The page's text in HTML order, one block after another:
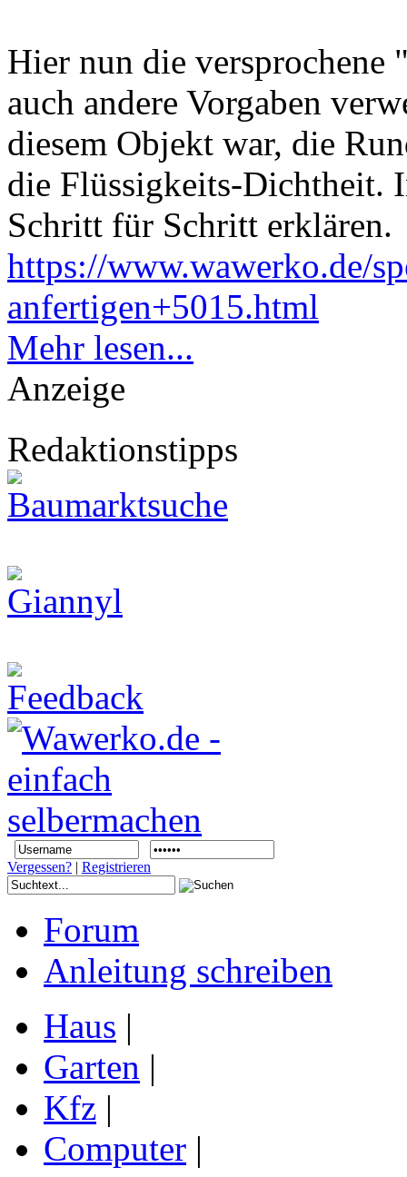
Hier nun die versprochene
auch andere Vorgaben
diesem Objekt war, die
die Flüssigkeits-Dichtheit.
Schritt für Schritt erklären.
https://www.wawerko.de/
anfertigen+5015.html
Mehr lesen...
Anzeige
Redaktionstipps
Vergessen? | Registrieren
Forum
Anleitung schreiben
Haus |
Garten |
Kfz |
Computer |